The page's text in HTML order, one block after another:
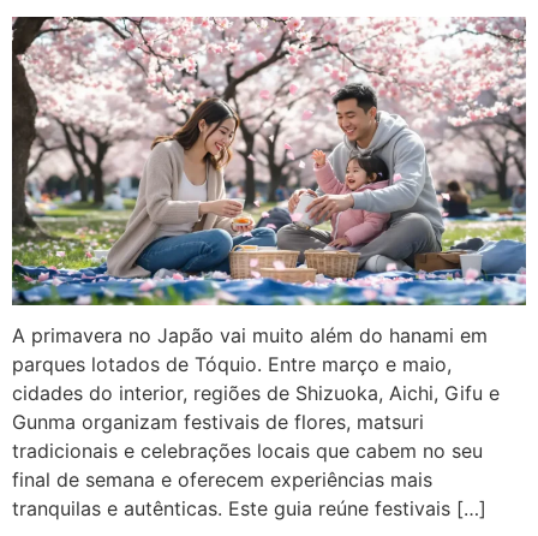
A primavera no Japão vai muito além do hanami em
parques lotados de Tóquio. Entre março e maio,
cidades do interior, regiões de Shizuoka, Aichi, Gifu e
Gunma organizam festivais de flores, matsuri
tradicionais e celebrações locais que cabem no seu
final de semana e oferecem experiências mais
tranquilas e autênticas. Este guia reúne festivais […]